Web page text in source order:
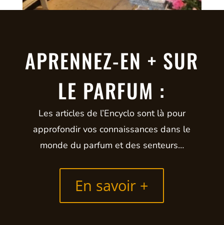
APRENNEZ-EN + SUR
LE PARFUM :
Les articles de l’Encyclo sont là pour
approfondir vos connaissances dans le
monde du parfum et des senteurs…
En savoir +